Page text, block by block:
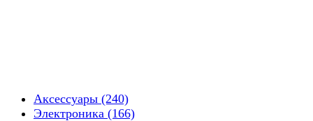
Аксессуары (240)
Электроника (166)